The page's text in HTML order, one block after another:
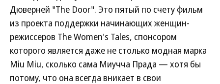
Дюверней "The Door". Это пятый по счету фильм
из проекта поддержки начинающих женщин-
режиссеров The Women's Tales, спонсором
которого является даже не столько модная марка
Miu Miu, сколько сама Миучча Прада — хотя бы
потому, что она всегда вникает в свои